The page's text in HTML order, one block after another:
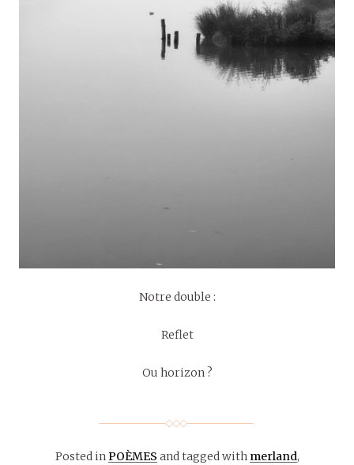
Notre double :
Reflet
Ou horizon ?
Posted inPOÈMES and tagged with merland,